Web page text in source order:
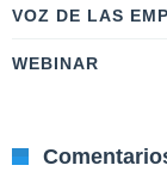
VOZ DE LAS
WEBINAR